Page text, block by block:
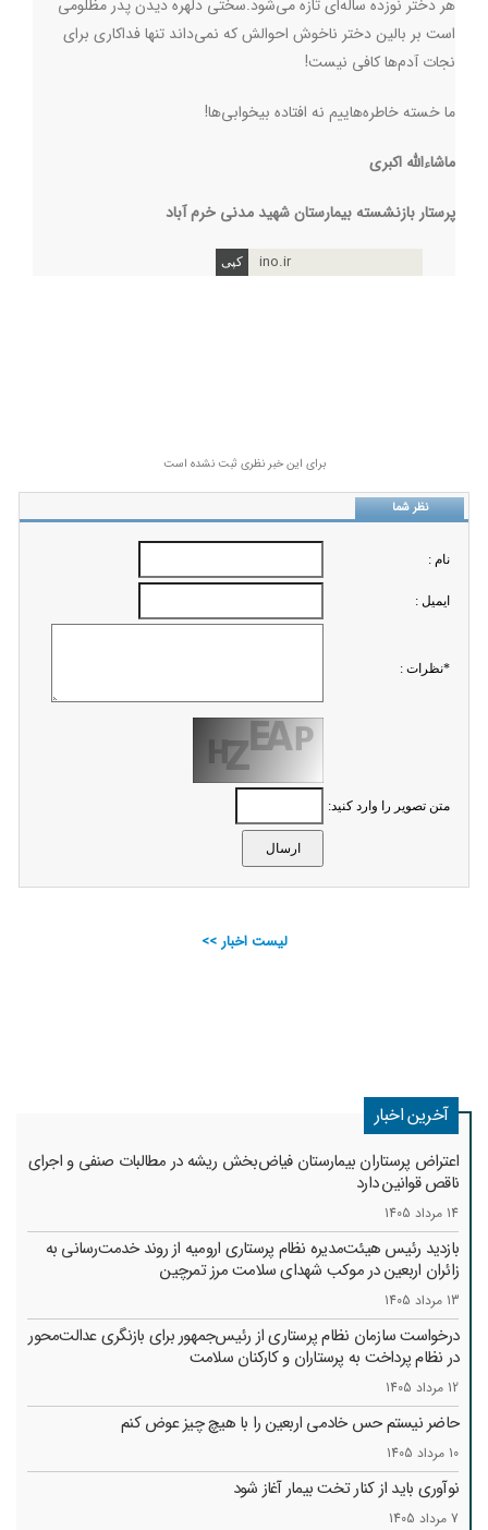
هر دختر نوزده ساله‌‌ای تازه می‌شود.سختی دلهره دیدن پدر مظلومی
است بر بالین دختر ناخوش احوالش که نمی‌داند تنها فداکاری برای
نجات آدم‌ها کافی نیست!
ما خسته خاطره‌هاییم نه افتاده بیخوابی‌ها!
ماشاءالله اکبری
پرستار بازنشسته بیمارستان شهید مدنی خرم آباد
ino.ir
برای این خبر نظری ثبت نشده است
نظر شما
نام :
ايميل :
*نظرات :
متن تصویر را وارد کنید:
لیست اخبار >>
آخرین اخبار
اعتراض پرستاران بیمارستان فیاض‌بخش ریشه در مطالبات صنفی و اجرای
ناقص قوانین دارد
14 مرداد 1405
بازدید رئیس هیئت‌مدیره نظام پرستاری ارومیه از روند خدمت‌رسانی به
زائران اربعین در موکب شهدای سلامت مرز تمرچین
13 مرداد 1405
درخواست سازمان نظام پرستاری از رئیس‌جمهور برای بازنگری عدالت‌محور
در نظام پرداخت به پرستاران و کارکنان سلامت
12 مرداد 1405
حاضر نیستم حس خادمی اربعین را با هیچ چیز عوض کنم
10 مرداد 1405
نوآوری باید از کنار تخت بیمار آغاز شود
7 مرداد 1405